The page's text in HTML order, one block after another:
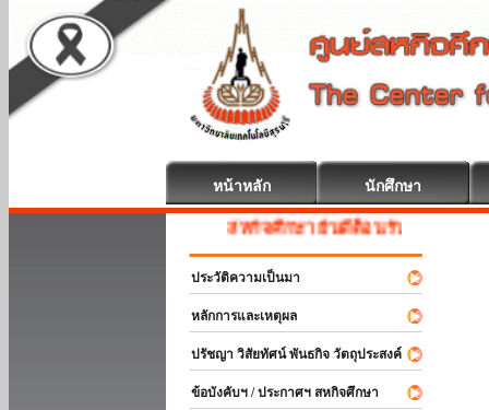
หน้าหลัก นักศึกษา
สหกิจศึกษา ยินดีต้อนรับ
ประวัติความเป็นมา
หลักการและเหตุผล
ปรัชญา วิสัยทัศน์ พันธกิจ วัตถุประสงค์
ข้อบังคับฯ / ประกาศฯ สหกิจศึกษา